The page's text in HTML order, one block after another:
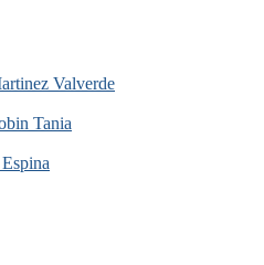
Valverde
Tania